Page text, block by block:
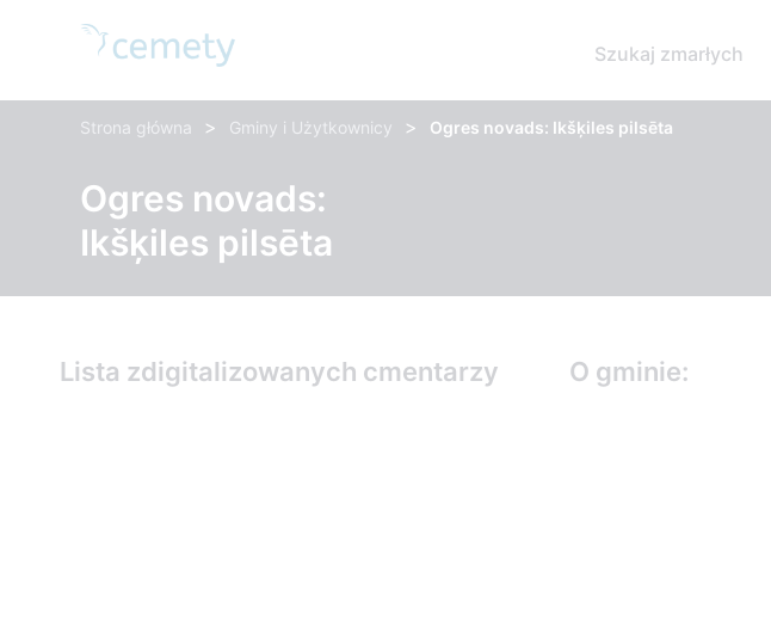
Szukaj zmarłych
Strona główna > Gminy i Użytkownicy > Ogres novads: Ikšķiles pilsēta
Ogres novads:
Ikšķiles pilsēta
Lista zdigitalizowanych cmentarzy O gminie: